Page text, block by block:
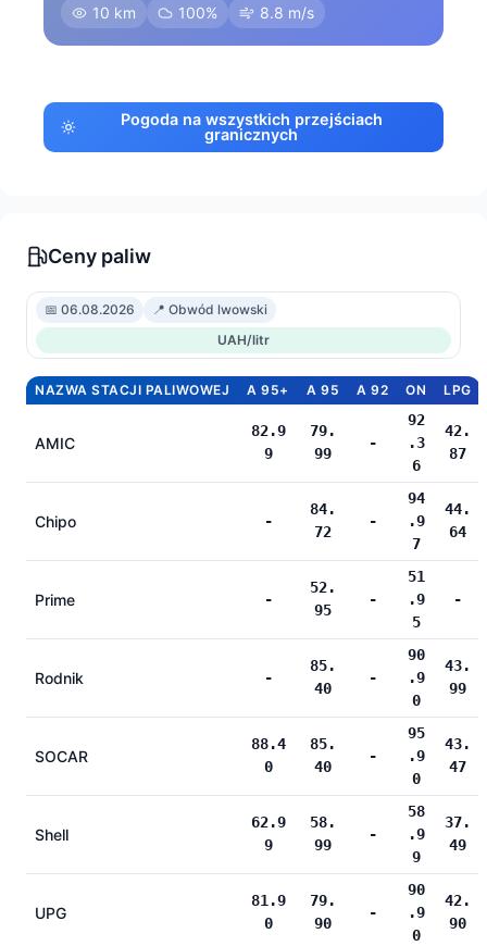
10 km 100% 8.8 m/s
Pogoda na wszystkich przejściach
granicznych
Ceny paliw
📅 06.08.2026
📍 Obwód lwowski
UAH/litr
NAZWA STACJI PALIWOWEJ A 95+ A 95 A 92 ON LPG
AMIC
82.9
9
79.
99
-
92
.3
6
42.
87
Chipo -
84.
72
-
94
.9
7
44.
64
Prime -
52.
95
-
51
.9
5
-
Rodnik -
85.
40
-
90
.9
0
43.
99
SOCAR
88.4
0
85.
40
-
95
.9
0
43.
47
Shell
62.9
9
58.
99
-
58
.9
9
37.
49
UPG
81.9
0
79.
90
-
90
.9
0
42.
90